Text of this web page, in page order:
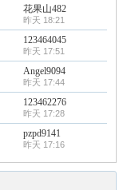
花果山482
昨天 18:21
123464045
昨天 17:51
Angel9094
昨天 17:44
123462276
昨天 17:28
pzpd9141
昨天 17:16